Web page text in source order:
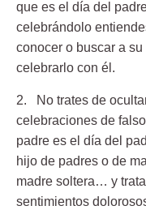
que es el día del
celebrándolo
conocer o buscar a
celebrarlo con él.
2. No trates de
celebraciones de
padre es el día del
hijo de padres o de
madre soltera… y
sentimientos